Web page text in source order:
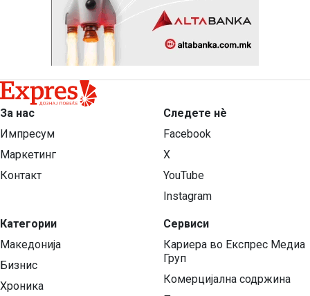
За нас
Импресум
Маркетинг
Контакт
Категории
Македонија
Бизнис
Хроника
Следете нѐ
Facebook
X
YouTube
Instagram
Сервиси
Кариера во Експрес Медиа
Груп
Комерцијална содржина